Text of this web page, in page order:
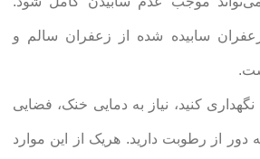
سابیده شده از زعفران سالم و
کنید، نیاز به دمایی خنک، فضایی
دور از رطوبت دارید. هریک از این موارد